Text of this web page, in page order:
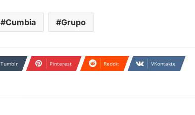
Cumbia Grupo
Tumblr Pinterest Reddit VKontakte